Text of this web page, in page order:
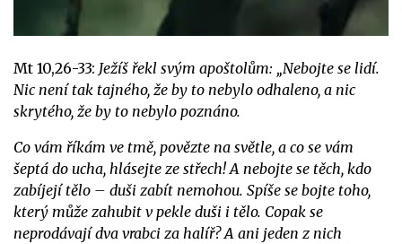
Mt 10,26-33: Ježíš řekl svým apoštolům: „Nebojte se lidí.
Nic není tak tajného, že by to nebylo odhaleno, a nic
skrytého, že by to nebylo poznáno.
Co vám říkám ve tmě, povězte na světle, a co se vám
šeptá do ucha, hlásejte ze střech! A nebojte se těch, kdo
zabíjejí tělo – duši zabít nemohou. Spíše se bojte toho,
který může zahubit v pekle duši i tělo. Copak se
neprodávají dva vrabci za halíř? A ani jeden z nich